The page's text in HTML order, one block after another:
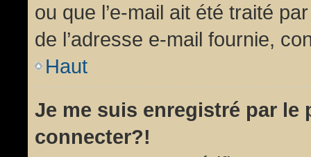
ou que l’e-mail ait été traité
de l’adresse e-mail fournie,
Haut
Je me suis enregistré par le
connecter?!